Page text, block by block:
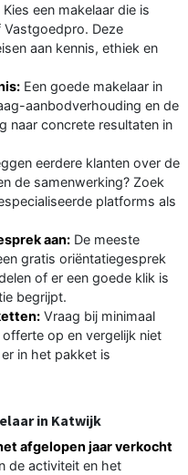
Kies een makelaar die is
Vastgoedpro. Deze
aan kennis, ethiek en
Een goede makelaar in
aanbodverhouding en de
naar concrete resultaten in
eerdere klanten over de
de samenwerking? Zoek
platforms als
aan: De meeste
gratis oriëntatiegesprek
of er een goede klik is
begrijpt.
Vraag bij minimaal
op en vergelijk niet
in het pakket is
in Katwijk
afgelopen jaar verkocht
de activiteit en het